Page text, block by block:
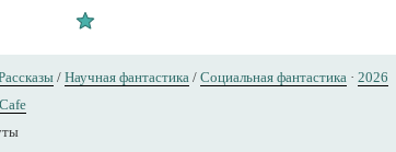
/ Научная фантастика / Социальная фантастика · 2026